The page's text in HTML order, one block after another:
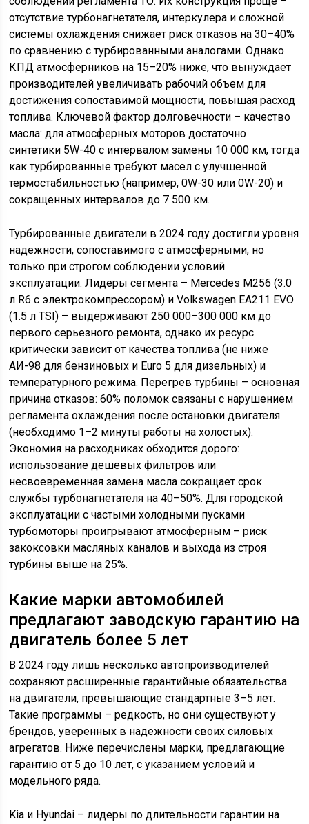
отсутствие турбонагнетателя, интеркулера и сложной
системы охлаждения снижает риск отказов на 30–40%
по сравнению с турбированными аналогами. Однако
КПД атмосферников на 15–20% ниже, что вынуждает
производителей увеличивать рабочий объем для
достижения сопоставимой мощности, повышая расход
топлива. Ключевой фактор долговечности – качество
масла: для атмосферных моторов достаточно
синтетики 5W-40 с интервалом замены 10 000 км, тогда
как турбированные требуют масел с улучшенной
термостабильностью (например, 0W-30 или 0W-20) и
сокращенных интервалов до 7 500 км.
Турбированные двигатели в 2024 году достигли уровня
надежности, сопоставимого с атмосферными, но
только при строгом соблюдении условий
эксплуатации. Лидеры сегмента – Mercedes M256 (3.0
л R6 с электрокомпрессором) и Volkswagen EA211 EVO
(1.5 л TSI) – выдерживают 250 000–300 000 км до
первого серьезного ремонта, однако их ресурс
критически зависит от качества топлива (не ниже
АИ-98 для бензиновых и Euro 5 для дизельных) и
температурного режима. Перегрев турбины – основная
причина отказов: 60% поломок связаны с нарушением
регламента охлаждения после остановки двигателя
(необходимо 1–2 минуты работы на холостых).
Экономия на расходниках обходится дорого:
использование дешевых фильтров или
несвоевременная замена масла сокращает срок
службы турбонагнетателя на 40–50%. Для городской
эксплуатации с частыми холодными пусками
турбомоторы проигрывают атмосферным – риск
закоксовки масляных каналов и выхода из строя
турбины выше на 25%.
Какие марки автомобилей
предлагают заводскую гарантию на
двигатель более 5 лет
В 2024 году лишь несколько автопроизводителей
сохраняют расширенные гарантийные обязательства
на двигатели, превышающие стандартные 3–5 лет.
Такие программы – редкость, но они существуют у
брендов, уверенных в надежности своих силовых
агрегатов. Ниже перечислены марки, предлагающие
гарантию от 5 до 10 лет, с указанием условий и
модельного ряда.
Kia и Hyundai – лидеры по длительности гарантии на